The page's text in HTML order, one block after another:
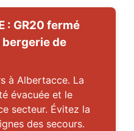
: GR20 fermé
de
à Albertacce. La
évacuée et le
secteur. Évitez la
des secours.